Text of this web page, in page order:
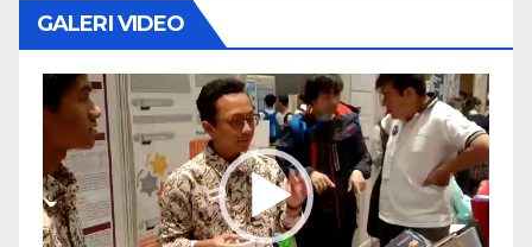
GALERI VIDEO
Video
Player